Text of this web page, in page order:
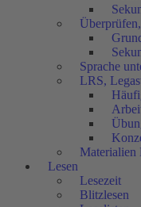
Sprache
LRS,
Materialien
Lesen
Lesezeit
Blitzlesen